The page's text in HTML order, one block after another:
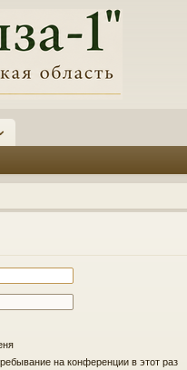
на конференции в этот раз